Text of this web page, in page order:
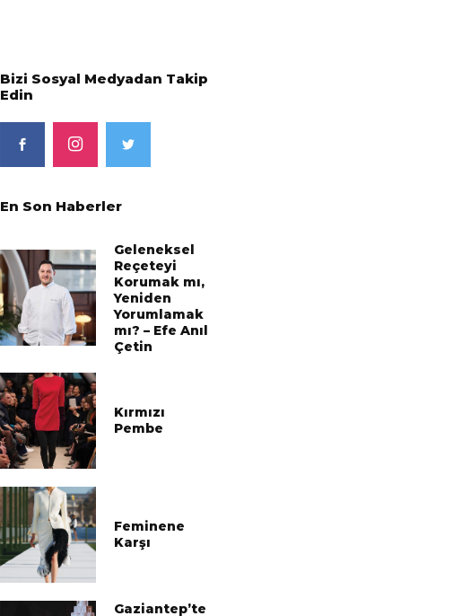
Bizi Sosyal Medyadan Takip
Edin
En Son Haberler
Geleneksel
Reçeteyi
Korumak mı,
Yeniden
Yorumlamak
mı? – Efe Anıl
Çetin
Kırmızı
Pembe
Feminene
Karşı
Gaziantep’te